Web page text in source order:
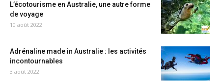
L’écotourisme en Australie, une autre forme
de voyage
10 août 2022
Adrénaline made in Australie : les activités
incontournables
3 août 2022